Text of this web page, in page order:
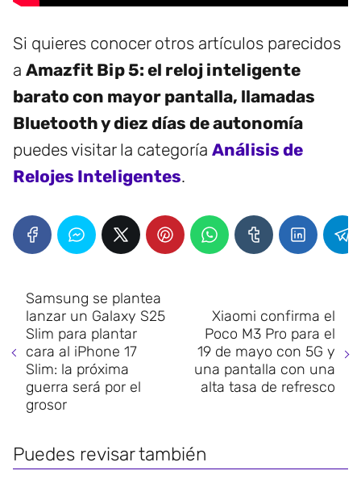
Si quieres conocer otros artículos parecidos
a Amazfit Bip 5: el reloj inteligente
barato con mayor pantalla, llamadas
Bluetooth y diez días de autonomía
puedes visitar la categoría Análisis de
Relojes Inteligentes.
Samsung se plantea
lanzar un Galaxy S25
Slim para plantar
cara al iPhone 17
Slim: la próxima
guerra será por el
grosor
Xiaomi confirma el
Poco M3 Pro para el
19 de mayo con 5G y
una pantalla con una
alta tasa de refresco
Puedes revisar también